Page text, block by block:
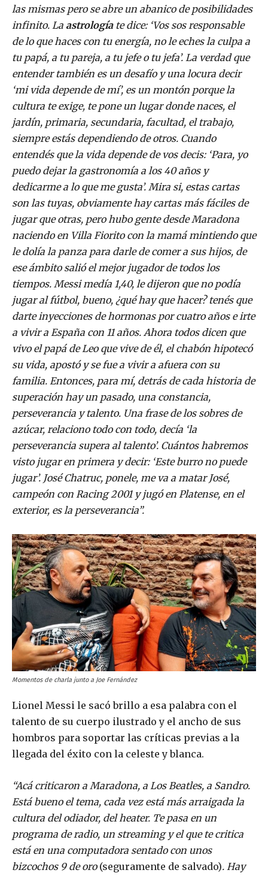
las mismas pero se abre un abanico de posibilidades
infinito. La astrologíate dice: ‘Vos sos responsable
de lo que haces con tu energía, no le eches la culpa a
tu papá, a tu pareja, a tu jefe o tu jefa’. La verdad que
entender también es un desafío y una locura decir
‘mi vida depende de mí’, es un montón porque la
cultura te exige, te pone un lugar donde naces, el
jardín, primaria, secundaria, facultad, el trabajo,
siempre estás dependiendo de otros. Cuando
entendés que la vida depende de vos decis: ‘Para, yo
puedo dejar la gastronomía a los 40 años y
dedicarme a lo que me gusta’. Mira si, estas cartas
son las tuyas, obviamente hay cartas más fáciles de
jugar que otras, pero hubo gente desde Maradona
naciendo en Villa Fiorito con la mamá mintiendo que
le dolía la panza para darle de comer a sus hijos, de
ese ámbito salió el mejor jugador de todos los
tiempos. Messi medía 1,40, le dijeron que no podía
jugar al fútbol, bueno, ¿qué hay que hacer? tenés que
darte inyecciones de hormonas por cuatro años e irte
a vivir a España con 11 años. Ahora todos dicen que
vivo el papá de Leo que vive de él, el chabón hipotecó
su vida, apostó y se fue a vivir a afuera con su
familia. Entonces, para mí, detrás de cada historia de
superación hay un pasado, una constancia,
perseverancia y talento. Una frase de los sobres de
azúcar, relaciono todo con todo, decía ‘la
perseverancia supera al talento’. Cuántos habremos
visto jugar en primera y decir: ‘Este burro no puede
jugar’. José Chatruc, ponele, me va a matar José,
campeón con Racing 2001 y jugó en Platense, en el
exterior, es la perseverancia”.
Momentos de charla junto a Joe Fernández
Lionel Messi le sacó brillo a esa palabra con el
talento de su cuerpo ilustrado y el ancho de sus
hombros para soportar las críticas previas a la
llegada del éxito con la celeste y blanca.
“Acá criticaron a Maradona, a Los Beatles, a Sandro.
Está bueno el tema, cada vez está más arraigada la
cultura del odiador, del heater. Te pasa en un
programa de radio, un streaming y el que te critica
está en una computadora sentado con unos
bizcochos 9 de oro (seguramente de salvado). Hay